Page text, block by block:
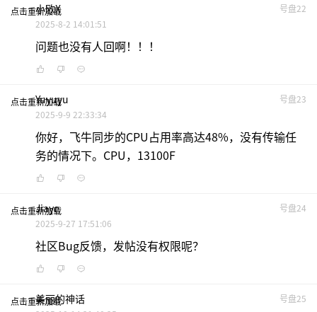
点击重新加载 号盘22
小欧x
2025-8-2 14:01:51
问题也没有人回啊！！！
点击重新加载 号盘23
Yuyuyu
2025-9-9 22:33:34
你好，飞牛同步的CPU占用率高达48%，没有传输任
务的情况下。CPU，13100F
点击重新加载 号盘24
Jiaye
2025-9-27 17:51:06
社区Bug反馈，发帖没有权限呢？
点击重新加载 号盘25
美丽的神话